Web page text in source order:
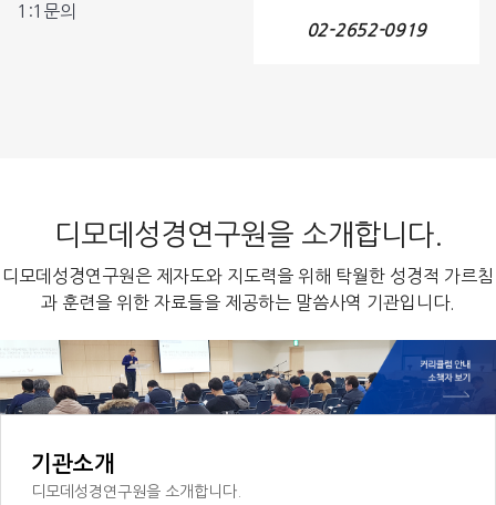
1:1문의
02-2652-0919
디모데성경연구원을 소개합니다.
디모데성경연구원은 제자도와 지도력을 위해 탁월한 성경적 가르침
과 훈련을 위한 자료들을 제공하는 말씀사역 기관입니다.
기관소개
디모데성경연구원을 소개합니다.